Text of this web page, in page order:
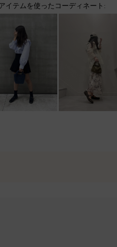
イテムを使ったコーディネート: